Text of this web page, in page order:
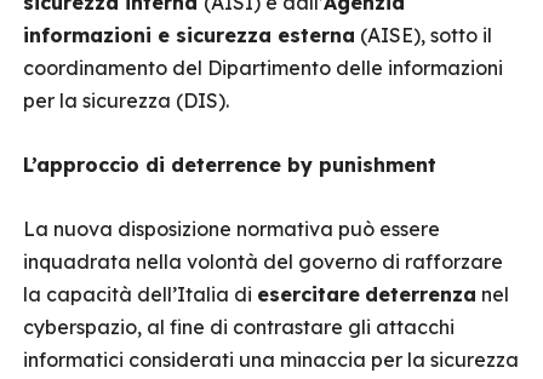
informazioni e sicurezza esterna (AISE), sotto il
coordinamento del Dipartimento delle informazioni
per la sicurezza (DIS).
L’approccio di deterrence by punishment
La nuova disposizione normativa può essere
inquadrata nella volontà del governo di rafforzare
la capacità dell’Italia di esercitare deterrenza nel
cyberspazio, al fine di contrastare gli attacchi
informatici considerati una minaccia per la sicurezza